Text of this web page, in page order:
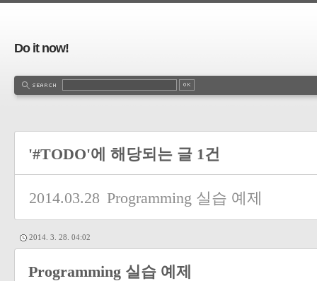
Do it now!
'#TODO'에 해당되는 글 1건
2014.03.28 Programming 실습 예제
2014. 3. 28. 04:02
Programming 실습 예제